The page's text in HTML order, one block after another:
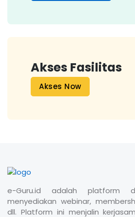
Akses Fasilitas
Akses Now
e-Guru.id adalah platform
menyediakan webinar,
dll. Platform ini menjalin